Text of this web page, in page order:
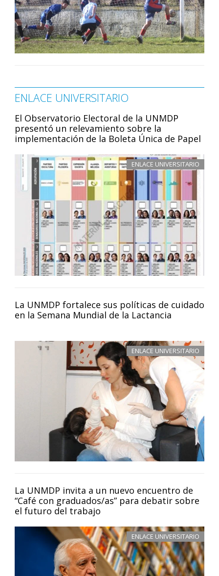
ENLACE UNIVERSITARIO
El Observatorio Electoral de la UNMDP
presentó un relevamiento sobre la
implementación de la Boleta Única de Papel
ENLACE UNIVERSITARIO
La UNMDP fortalece sus políticas de cuidado
en la Semana Mundial de la Lactancia
ENLACE UNIVERSITARIO
La UNMDP invita a un nuevo encuentro de
“Café con graduados/as” para debatir sobre
el futuro del trabajo
ENLACE UNIVERSITARIO